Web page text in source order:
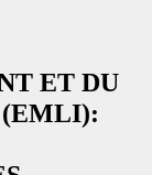
ET DU
(EMLI):